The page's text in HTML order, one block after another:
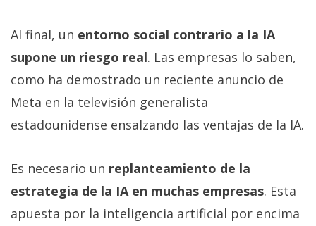
Al final, un entorno social contrario a la IA
supone un riesgo real. Las empresas lo saben,
como ha demostrado un reciente anuncio de
Meta en la televisión generalista
estadounidense ensalzando las ventajas de la IA.
Es necesario un replanteamiento de la
estrategia de la IA en muchas empresas. Esta
apuesta por la inteligencia artificial por encima